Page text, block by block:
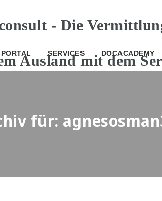
SERVICES DOCACADEMY
für: